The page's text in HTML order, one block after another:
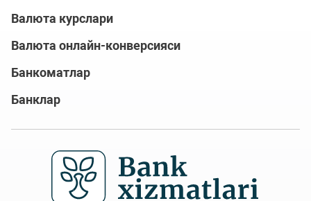
Валюта курслари
Валюта онлайн-конверсияси
Банкоматлар
Банклар